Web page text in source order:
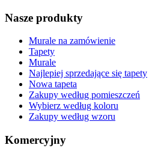
Nasze produkty
Murale na zamówienie
Tapety
Murale
Najlepiej sprzedające się tapety
Nowa tapeta
Zakupy według pomieszczeń
Wybierz według koloru
Zakupy według wzoru
Komercyjny